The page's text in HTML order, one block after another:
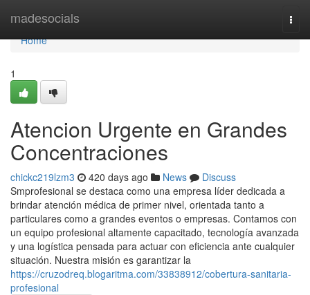
madesocials
Home
Home
1
Atencion Urgente en Grandes
Concentraciones
chickc219lzm3 420 days ago News
Discuss
Smprofesional se destaca como una empresa líder dedicada a
brindar atención médica de primer nivel, orientada tanto a
particulares como a grandes eventos o empresas. Contamos con
un equipo profesional altamente capacitado, tecnología avanzada
y una logística pensada para actuar con eficiencia ante cualquier
situación. Nuestra misión es garantizar la
https://cruzodreq.blogaritma.com/33838912/cobertura-sanitaria-
profesional